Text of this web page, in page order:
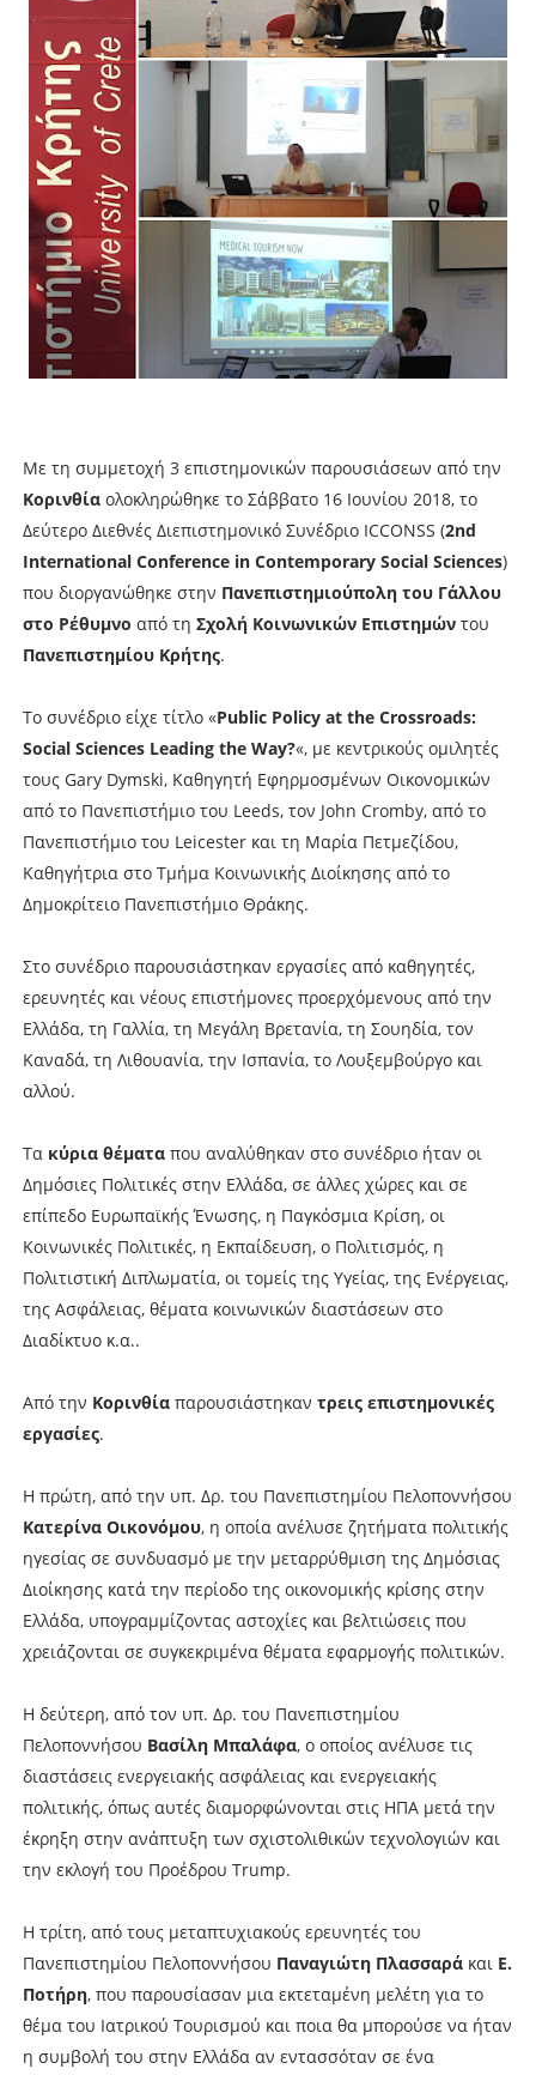
Με τη συμμετοχή 3 επιστημονικών παρουσιάσεων από την
Κορινθίαολοκληρώθηκε το Σάββατο 16 Ιουνίου 2018, το
Δεύτερο Διεθνές Διεπιστημονικό Συνέδριο ICCONSS (2nd
International Conference in Contemporary Social Sciences)
που διοργανώθηκε στην Πανεπιστημιούπολη του Γάλλου
στο Ρέθυμνο από τη Σχολή Κοινωνικών Επιστημώντου
Πανεπιστημίου Κρήτης.
Το συνέδριο είχε τίτλο «Public Policy at the Crossroads:
Social Sciences Leading the Way?«, με κεντρικούς ομιλητές
τους Gary Dymski, Καθηγητή Εφηρμοσμένων Οικονομικών
από το Πανεπιστήμιο του Leeds, τον John Cromby, από το
Πανεπιστήμιο του Leicester και τη Μαρία Πετμεζίδου,
Καθηγήτρια στο Τμήμα Κοινωνικής Διοίκησης από το
Δημοκρίτειο Πανεπιστήμιο Θράκης.
Στο συνέδριο παρουσιάστηκαν εργασίες από καθηγητές,
ερευνητές και νέους επιστήμονες προερχόμενους από την
Ελλάδα, τη Γαλλία, τη Μεγάλη Βρετανία, τη Σουηδία, τον
Καναδά, τη Λιθουανία, την Ισπανία, το Λουξεμβούργο και
αλλού.
Τα κύρια θέματαπου αναλύθηκαν στο συνέδριο ήταν οι
Δημόσιες Πολιτικές στην Ελλάδα, σε άλλες χώρες και σε
επίπεδο Ευρωπαϊκής Ένωσης, η Παγκόσμια Κρίση, οι
Κοινωνικές Πολιτικές, η Εκπαίδευση, ο Πολιτισμός, η
Πολιτιστική Διπλωματία, οι τομείς της Υγείας, της Ενέργειας,
της Ασφάλειας, θέματα κοινωνικών διαστάσεων στο
Διαδίκτυο κ.α..
Από την Κορινθίαπαρουσιάστηκαν τρεις επιστημονικές
εργασίες.
Η πρώτη, από την υπ. Δρ. του Πανεπιστημίου Πελοποννήσου
Κατερίνα Οικονόμου, η οποία ανέλυσε ζητήματα πολιτικής
ηγεσίας σε συνδυασμό με την μεταρρύθμιση της Δημόσιας
Διοίκησης κατά την περίοδο της οικονομικής κρίσης στην
Ελλάδα, υπογραμμίζοντας αστοχίες και βελτιώσεις που
χρειάζονται σε συγκεκριμένα θέματα εφαρμογής πολιτικών.
Η δεύτερη, από τον υπ. Δρ. του Πανεπιστημίου
Πελοποννήσου Βασίλη Μπαλάφα, ο οποίος ανέλυσε τις
διαστάσεις ενεργειακής ασφάλειας και ενεργειακής
πολιτικής, όπως αυτές διαμορφώνονται στις ΗΠΑ μετά την
έκρηξη στην ανάπτυξη των σχιστολιθικών τεχνολογιών και
την εκλογή του Προέδρου Trump.
Η τρίτη, από τους μεταπτυχιακούς ερευνητές του
Πανεπιστημίου Πελοποννήσου Παναγιώτη Πλασσαράκαι Ε.
Ποτήρη, που παρουσίασαν μια εκτεταμένη μελέτη για το
θέμα του Ιατρικού Τουρισμού και ποια θα μπορούσε να ήταν
η συμβολή του στην Ελλάδα αν εντασσόταν σε ένα